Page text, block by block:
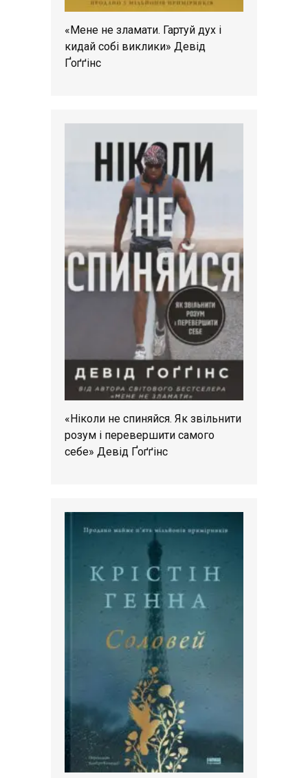
«Мене не зламати. Гартуй дух і
кидай собі виклики» Девід
Ґоґґінс
«Ніколи не спиняйся. Як звільнити
розум і перевершити самого
себе» Девід Ґоґґінс